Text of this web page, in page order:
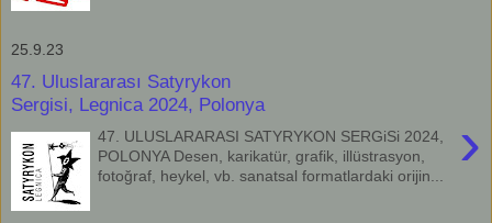
25.9.23
47. Uluslararası Satyrykon
Sergisi, Legnica 2024, Polonya
›
47. ULUSLARARASI SATYRYKON SERGiSi 2024,
POLONYA Desen, karikatür, grafik, illüstrasyon,
fotoğraf, heykel, vb. sanatsal formatlardaki orijin...